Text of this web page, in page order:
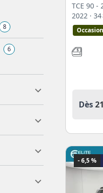
8
6
TCE 90 -
2022 ·
Occasion
Dès
- 6,5 %